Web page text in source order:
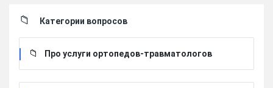
Категории вопросов
Про услуги ортопедов-травматологов